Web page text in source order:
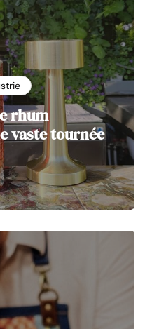
rhum
vaste tournée